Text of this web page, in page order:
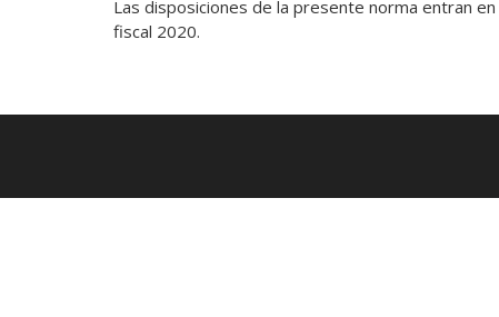
Las disposiciones de la presente norma entran
fiscal 2020.